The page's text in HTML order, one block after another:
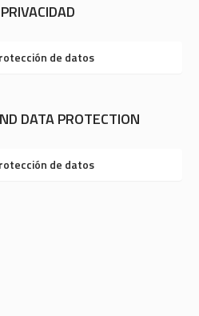
de datos
DATA PROTECTION
de datos